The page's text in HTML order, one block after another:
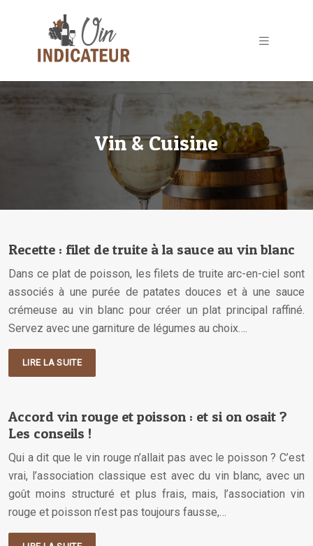
Vin & Cuisine
Recette : filet de truite à la sauce au vin blanc
Dans ce plat de poisson, les filets de truite arc-en-ciel sont
associés à une purée de patates douces et à une sauce
crémeuse au vin blanc pour créer un plat principal raffiné.
Servez avec une garniture de légumes au choix….
LIRE LA SUITE
Accord vin rouge et poisson : et si on osait ?
Les conseils !
Qui a dit que le vin rouge n’allait pas avec le poisson ? C’est
vrai, l’association classique est avec du vin blanc, avec un
goût moins structuré et plus frais, mais, l’association vin
rouge et poisson n’est pas toujours fausse,…